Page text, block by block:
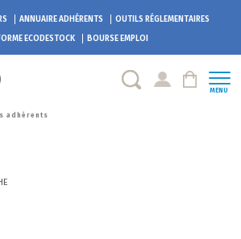
ANNUAIRE ADHÉRENTS
OUTILS RÉGLEMENTAIRES
ECODESTOCK BOURSE EMPLOI
MENU
adhérents